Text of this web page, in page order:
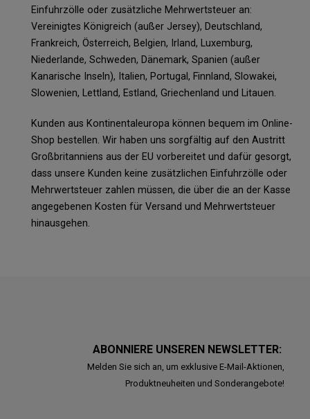
Einfuhrzölle oder zusätzliche Mehrwertsteuer an:
Vereinigtes Königreich (außer Jersey), Deutschland,
Frankreich, Österreich, Belgien, Irland, Luxemburg,
Niederlande, Schweden, Dänemark, Spanien (außer
Kanarische Inseln), Italien, Portugal, Finnland, Slowakei,
Slowenien, Lettland, Estland, Griechenland und Litauen.
Kunden aus Kontinentaleuropa können bequem im Online-
Shop bestellen. Wir haben uns sorgfältig auf den Austritt
Großbritanniens aus der EU vorbereitet und dafür gesorgt,
dass unsere Kunden keine zusätzlichen Einfuhrzölle oder
Mehrwertsteuer zahlen müssen, die über die an der Kasse
angegebenen Kosten für Versand und Mehrwertsteuer
hinausgehen.
ABONNIERE UNSEREN NEWSLETTER:
Melden Sie sich an, um exklusive E-Mail-Aktionen,
Produktneuheiten und Sonderangebote!